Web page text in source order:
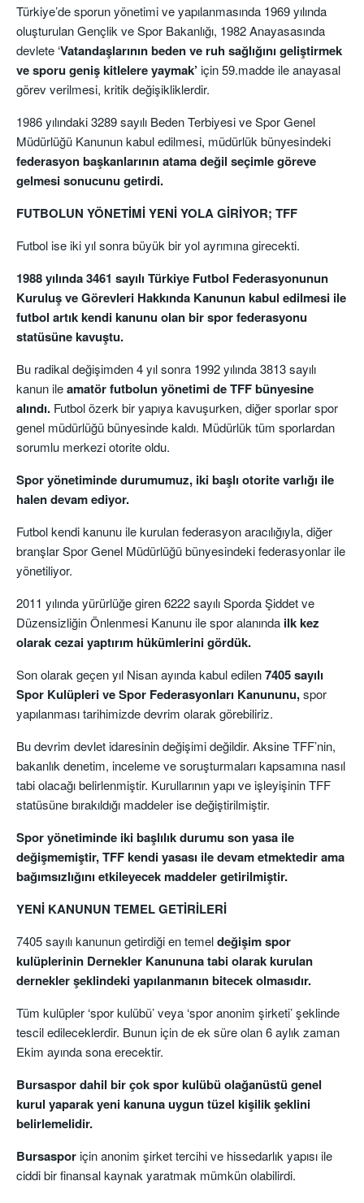
Türkiye’de sporun yönetimi ve yapılanmasında 1969 yılında
oluşturulan Gençlik ve Spor Bakanlığı, 1982 Anayasasında
devlete ‘Vatandaşlarının beden ve ruh sağlığını geliştirmek
ve sporu geniş kitlelere yaymak’ için 59.madde ile anayasal
görev verilmesi, kritik değişikliklerdir.
1986 yılındaki 3289 sayılı Beden Terbiyesi ve Spor Genel
Müdürlüğü Kanunun kabul edilmesi, müdürlük bünyesindeki
federasyon başkanlarının atama değil seçimle göreve
gelmesi sonucunu getirdi.
FUTBOLUN YÖNETİMİ YENİ YOLA GİRİYOR; TFF
Futbol ise iki yıl sonra büyük bir yol ayrımına girecekti.
1988 yılında 3461 sayılı Türkiye Futbol Federasyonunun
Kuruluş ve Görevleri Hakkında Kanunun kabul edilmesi ile
futbol artık kendi kanunu olan bir spor federasyonu
statüsüne kavuştu.
Bu radikal değişimden 4 yıl sonra 1992 yılında 3813 sayılı
kanun ileamatör futbolun yönetimi de TFF bünyesine
alındı. Futbol özerk bir yapıya kavuşurken, diğer sporlar spor
genel müdürlüğü bünyesinde kaldı. Müdürlük tüm sporlardan
sorumlu merkezi otorite oldu.
Spor yönetiminde durumumuz, iki başlı otorite varlığı ile
halen devam ediyor.
Futbol kendi kanunu ile kurulan federasyon aracılığıyla, diğer
branşlar Spor Genel Müdürlüğü bünyesindeki federasyonlar ile
yönetiliyor.
2011 yılında yürürlüğe giren 6222 sayılı Sporda Şiddet ve
Düzensizliğin Önlenmesi Kanunu ile spor alanında ilk kez
olarak cezai yaptırım hükümlerini gördük.
Son olarak geçen yıl Nisan ayında kabul edilen7405 sayılı
Spor Kulüpleri ve Spor Federasyonları Kanununu,spor
yapılanması tarihimizde devrim olarak görebiliriz.
Bu devrim devlet idaresinin değişimi değildir. Aksine TFF’nin,
bakanlık denetim, inceleme ve soruşturmaları kapsamına nasıl
tabi olacağı belirlenmiştir. Kurullarının yapı ve işleyişinin TFF
statüsüne bırakıldığı maddeler ise değiştirilmiştir.
Spor yönetiminde iki başlılık durumu son yasa ile
değişmemiştir, TFF kendi yasası ile devam etmektedir ama
bağımsızlığını etkileyecek maddeler getirilmiştir.
YENİ KANUNUN TEMEL GETİRİLERİ
7405 sayılı kanunun getirdiği en temeldeğişim spor
kulüplerinin Dernekler Kanununa tabi olarak kurulan
dernekler şeklindeki yapılanmanın bitecek olmasıdır.
Tüm kulüpler ‘spor kulübü’ veya ‘spor anonim şirketi’ şeklinde
tescil edileceklerdir. Bunun için de ek süre olan 6 aylık zaman
Ekim ayında sona erecektir.
Bursaspor dahil bir çok spor kulübü olağanüstü genel
kurul yaparak yeni kanuna uygun tüzel kişilik şeklini
belirlemelidir.
Bursasporiçin anonim şirket tercihi ve hissedarlık yapısı ile
ciddi bir finansal kaynak yaratmak mümkün olabilirdi.